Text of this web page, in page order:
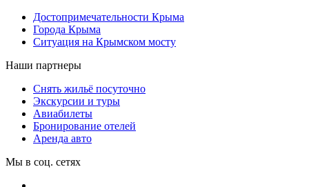
Достопримечательности Крыма
Города Крыма
Ситуация на Крымском мосту
Наши партнеры
Снять жильё посуточно
Экскурсии и туры
Авиабилеты
Бронирование отелей
Аренда авто
Мы в соц. сетях